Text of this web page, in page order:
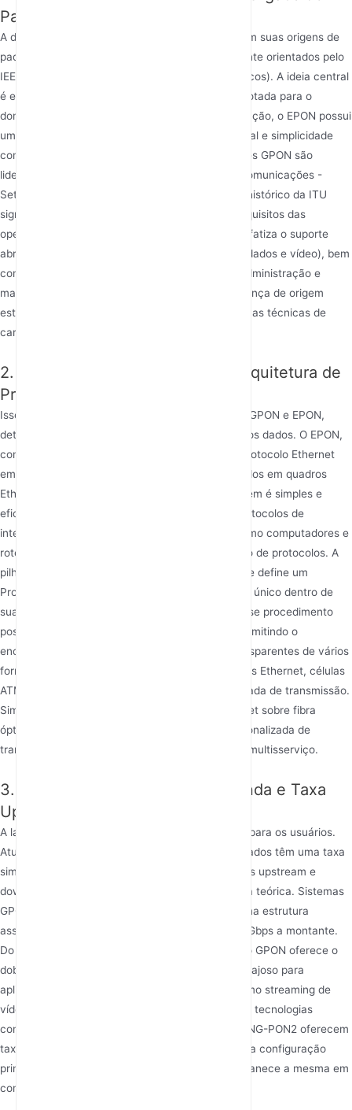
Padronização
A divergência de qualquer tecnologia começa com suas origens de
padronização. Os padrões EPON são principalmente orientados pelo
IEEE (Instituto de Engenheiros Elétricos e Eletrônicos). A ideia central
é estender a tecnologia Ethernet amplamente adotada para o
domínio da rede de acesso óptico. Desde sua criação, o EPON possui
um forte gene LAN, enfatizando integração natural e simplicidade
com redes IP existentes. Em contraste, os padrões GPON são
liderados pela UIT - União Internacional de Telecomunicações -
Setor de Padronização de Telecomunicações. O histórico da ITU
significa que o design do GPON foca mais nos requisitos das
operadoras tradicionais de telecomunicações, enfatiza o suporte
abrangente para múltiplos tipos de serviço (voz, dados e vídeo), bem
como exigências mais rigorosas de operações, administração e
manutenção (OAM) de nível operador. Essa diferença de origem
estabelece a base para as subsequentes diferenças técnicas de
características entre EPON e GPON.
2. Diferenças Fundamentais na Arquitetura de
Protocolo Subjacente
Isso representa a diferença mais essencial entre GPON e EPON,
determinando diretamente como eles lidam com os dados. O EPON,
como seu nome sugere, emprega totalmente o protocolo Ethernet
em sua camada de link. Os dados são encapsulados em quadros
Ethernet padrão para transmissão. Essa abordagem é simples e
eficiente, completamente consistente com os protocolos de
interface de dispositivos terminais de usuário, como computadores e
roteadores, reduzindo a sobrecarga de conversão de protocolos. A
pilha de protocolos do GPON é mais complexa. Ele define um
Procedimento Genérico de Enquadramento (GFP) único dentro de
sua camada de convergência de transmissão. Esse procedimento
possui poderosas capacidades de adaptação, permitindo o
encapsulamento e mapeamento eficientes e transparentes de vários
formatos de dados de serviço — incluindo quadros Ethernet, células
ATM e quadros GFP — em uma plataforma unificada de transmissão.
Simplificando, o EPON é uma extensão do Ethernet sobre fibra
óptica, enquanto o GPON é uma plataforma personalizada de
transmissão óptica projetada para convergência multisserviço.
3. Comparação de Largura de Banda e Taxa
Upstream/Downstream
A largura de banda é a experiência mais intuitiva para os usuários.
Atualmente, sistemas EPON amplamente implantados têm uma taxa
simétrica padrão de 1,25 Gbps, e os canais médios upstream e
downstream oferecem a mesma largura de banda teórica. Sistemas
GPON convencionais normalmente empregam uma estrutura
assimétrica de taxa de 2,5 Gbps a jusante e 1,25 Gbps a montante.
Do ponto de vista da taxa de pico descendente, o GPON oferece o
dobro da largura de banda do EPON, o que é vantajoso para
aplicações atuais intensivas em downstream, como streaming de
vídeo e downloads de arquivos grandes. Claro, as tecnologias
continuam a evoluir; padrões como 10G-EPON e NG-PON2 oferecem
taxas simétricas ou assimétricas mais altas, mas a configuração
principal nas redes atualmente implantadas permanece a mesma em
comparação com o anterior.